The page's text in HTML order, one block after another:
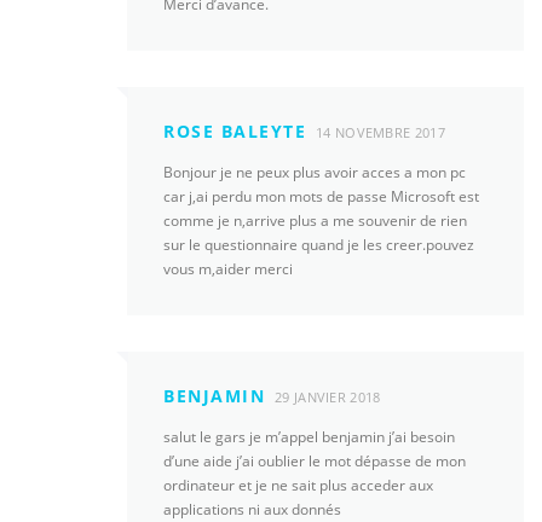
ROSE BALEYTE 14 NOVEMBRE 2017
Bonjour je ne peux plus avoir acces a mon pc
car j,ai perdu mon mots de passe Microsoft est
comme je n,arrive plus a me souvenir de rien
sur le questionnaire quand je les creer.pouvez
vous m,aider merci
BENJAMIN 29 JANVIER 2018
salut le gars je m’appel benjamin j’ai besoin
d’une aide j’ai oublier le mot dépasse de mon
ordinateur et je ne sait plus acceder aux
applications ni aux donnés